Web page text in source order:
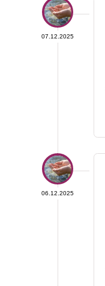
07.12.2025
06.12.2025